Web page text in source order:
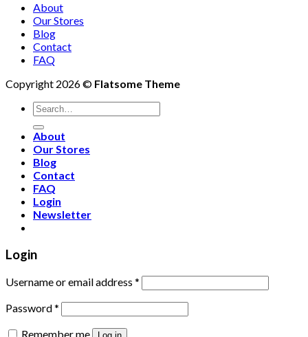
About
Our Stores
Blog
Contact
FAQ
Copyright 2026 © Flatsome Theme
Search
for:
About
Our Stores
Blog
Contact
FAQ
Login
Newsletter
Login
Username or email address *
Password*
Remember me